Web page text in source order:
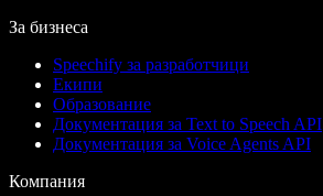
За бизнеса
Speechify за разработчици
Екипи
Образование
Документация за Text to Speech API
Документация за Voice Agents API
Компания